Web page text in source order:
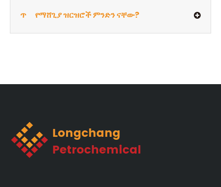
ጥ የማሸጊያ ዝርዝሮች ምንድን ናቸው?